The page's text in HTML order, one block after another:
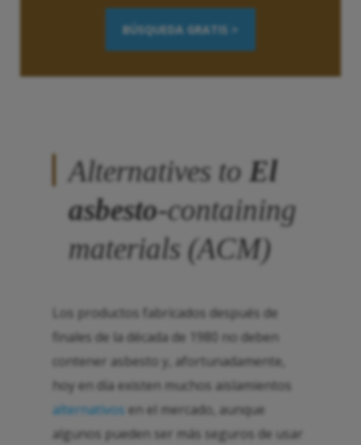
BÚSQUEDA GRATIS >
Alternatives to El
asbesto-containing
materials (ACM)
Los productos fabricados después de
finales de la década de 1980 no deben
contener asbesto y, afortunadamente,
hoy en día existen muchos aislamientos
alternativos en el mercado, aunque
algunos pueden ser más seguros de usar